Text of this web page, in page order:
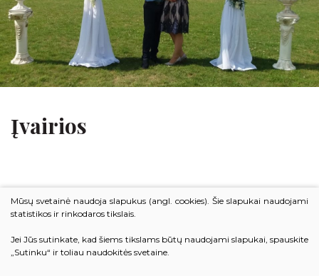
Įvairios
Mūsų svetainė naudoja slapukus (angl. cookies). Šie slapukai naudojami
statistikos ir rinkodaros tikslais.
Jei Jūs sutinkate, kad šiems tikslams būtų naudojami slapukai, spauskite
„Sutinku“ ir toliau naudokitės svetaine.